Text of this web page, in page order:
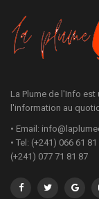
La Plume de l'Info
l'information au
• Email:
• Tel: (+241) 066 61 81
(+241) 077 71 81 87